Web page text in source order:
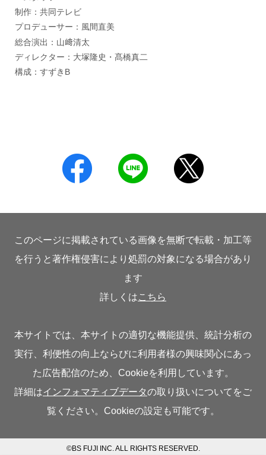
制作：共同テレビ
プロデューサー：風間直美
総合演出：山﨑清太
ディレクター：大塚隆史・髙橋真二
構成：すずきB
このページに掲載されている画像を無断で転載・加工等
を行うと著作権侵害により処罰の対象になる場合があり
ます
詳しくはこちら
本サイトでは、本サイトの適切な機能提供、統計分析の
実行、利便性の向上ならびに利用者様の興味関心にあっ
た広告配信のため、Cookieを利用しています。
詳細はインフォマティブデータの取り扱いについてをご
覧ください。Cookieの設定も可能です。
©BS FUJI INC. ALL RIGHTS RESERVED.